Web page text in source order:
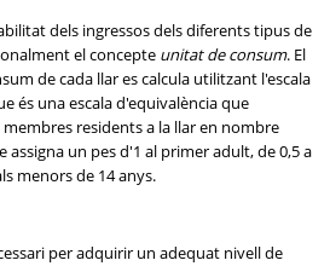
dels ingressos dels diferents tipus de
el concepte unitat de consum. El
de cada llar es calcula utilitzant l'escala
és una escala d'equivalència que
residents a la llar en nombre
un pes d'1 al primer adult, de 0,5 a
menors de 14 anys.
per adquirir un adequat nivell de